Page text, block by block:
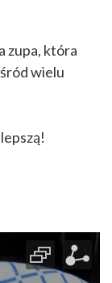
zupa, która
wielu